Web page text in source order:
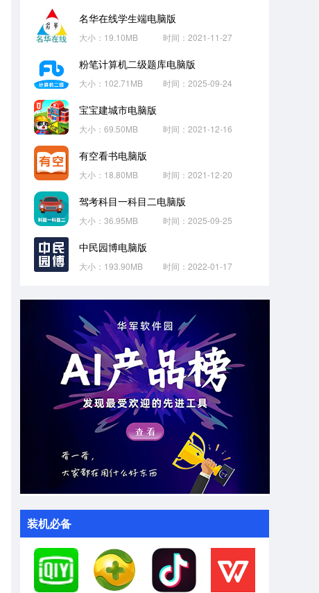
名华在线学生端电脑版
大小：19.10MB 时间：2021-11-27
粉笔计算机二级题库电脑版
大小：102.71MB 时间：2025-09-24
宝宝建城市电脑版
大小：69.50MB 时间：2021-12-16
有空看书电脑版
大小：18.80MB 时间：2021-12-20
驾考科目一科目二电脑版
大小：36.95MB 时间：2025-09-25
中民园博电脑版
大小：193.90MB 时间：2022-01-17
装机必备